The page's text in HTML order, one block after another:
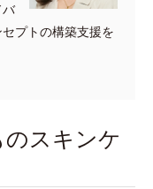
プトの構築支援を
スキンケ